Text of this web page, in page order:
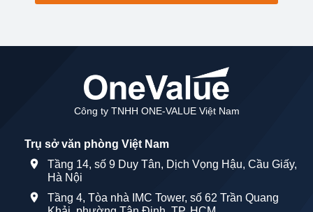
Công ty TNHH ONE-VALUE Việt Nam
Trụ sở văn phòng Việt Nam
Tầng 14, số 9 Duy Tân, Dịch Vọng Hậu, Cầu Giấy,
Hà Nội
Tầng 4, Tòa nhà IMC Tower, số 62 Trần Quang